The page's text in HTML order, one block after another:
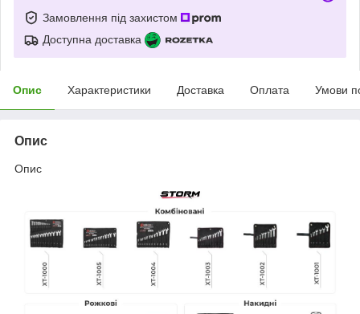
Замовлення під захистом
Доступна доставка
Опис Характеристики Доставка Оплата Умови
Опис
Опис